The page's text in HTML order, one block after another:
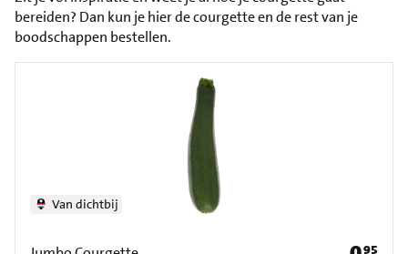
bereiden? Dan kun je hier de courgette en de rest van je
boodschappen bestellen.
Van dichtbij
95